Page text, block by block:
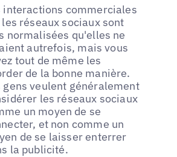
interactions commerciales
les réseaux sociaux sont
normalisées qu'elles ne
autrefois, mais vous
tout de même les
de la bonne manière.
gens veulent généralement
les réseaux sociaux
un moyen de se
et non comme un
de se laisser enterrer
la publicité.